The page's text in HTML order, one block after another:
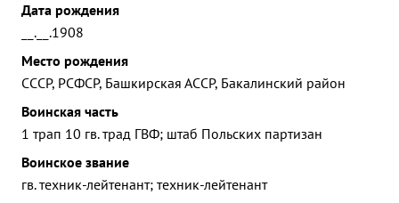
Дата рождения
__.__.1908
Место рождения
СССР, РСФСР, Башкирская АССР, Бакалинский район
Воинская часть
1 трап 10 гв. трад ГВФ; штаб Польских партизан
Воинское звание
гв. техник-лейтенант; техник-лейтенант